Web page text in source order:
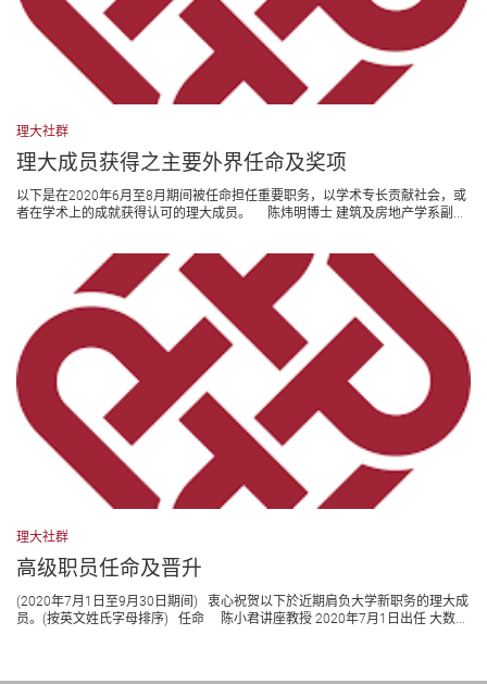
理大社群
理大成员获得之主要外界任命及奖项
以下是在2020年6月至8月期间被任命担任重要职务，以学术专长贡献社会，或
者在学术上的成就获得认可的理大成员。 陈炜明博士 建筑及房地产学系副...
理大社群
高级职员任命及晋升
(2020年7月1日至9月30日期间) 衷心祝贺以下於近期肩负大学新职务的理大成
员。(按英文姓氏字母排序) 任命 陈小君讲座教授 2020年7月1日出任 大数...